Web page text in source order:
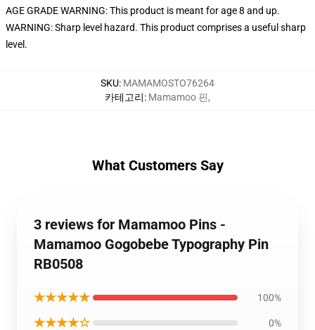
AGE GRADE WARNING: This product is meant for age 8 and up.
WARNING: Sharp level hazard. This product comprises a useful sharp
level.
SKU: MAMAMOSTO76264
카테고리: Mamamoo 핀,
What Customers Say
3 reviews for Mamamoo Pins -
Mamamoo Gogobebe Typography Pin
RB0508
★★★★★ 100%
★★★★☆ 0%